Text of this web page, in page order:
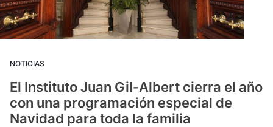
NOTICIAS
El Instituto Juan Gil-Albert cierra el año
con una programación especial de
Navidad para toda la familia